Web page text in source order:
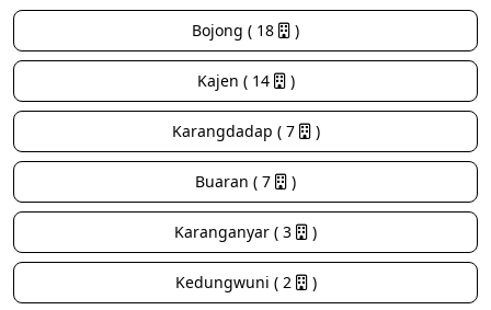
Bojong ( 18 )
Kajen ( 14 )
Karangdadap ( 7 )
Buaran ( 7 )
Karanganyar ( 3 )
Kedungwuni ( 2 )